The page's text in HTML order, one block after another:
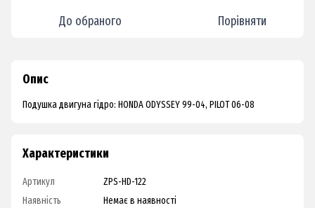
До обраного Порівняти
Опис
Подушка двигуна гідро: HONDA ODYSSEY 99-04, PILOT 06-08
Характеристики
Артикул
ZPS-HD-122
Наявність
Немає в наявності